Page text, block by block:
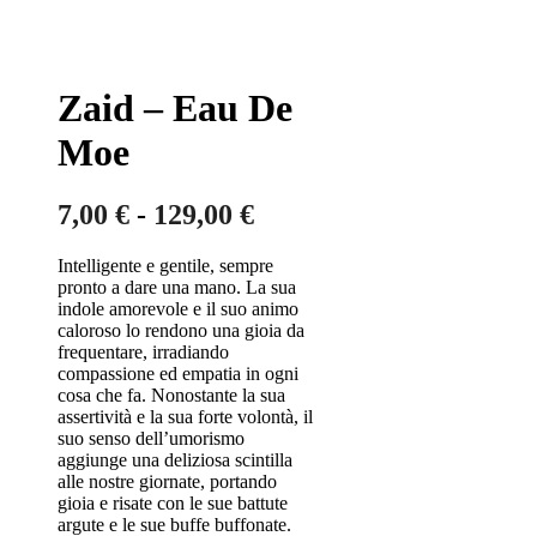
Zaid – Eau De
Moe
7,00 € - 129,00 €Fascia
prezzo:
da
7,00 €
a
129,00 €
Intelligente e gentile, sempre
pronto a dare una mano. La sua
indole amorevole e il suo animo
caloroso lo rendono una gioia da
frequentare, irradiando
compassione ed empatia in ogni
cosa che fa. Nonostante la sua
assertività e la sua forte volontà, il
suo senso dell’umorismo
aggiunge una deliziosa scintilla
alle nostre giornate, portando
gioia e risate con le sue battute
argute e le sue buffe buffonate.